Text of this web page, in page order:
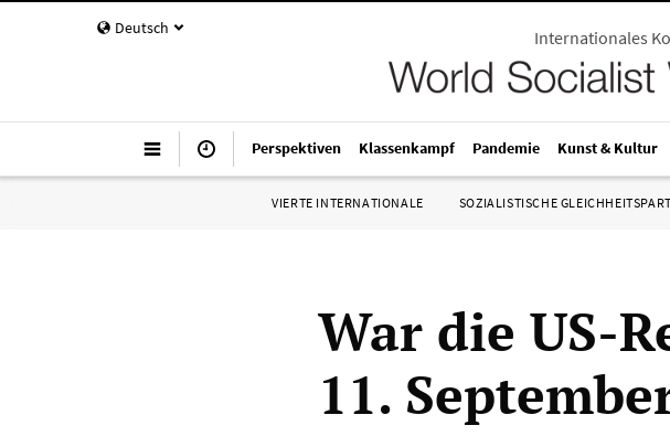
Deutsch Internationales
Perspektiven Klassenkampf Pandemie Kunst & Kultur
VIERTE INTERNATIONALE SOZIALISTISCHE
War die US-
11.